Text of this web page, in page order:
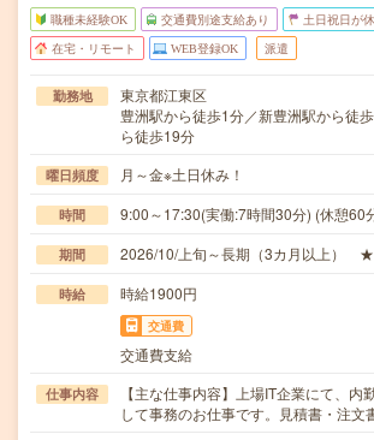
職種未経験OK 交通費別途支給あり 土日祝日が
在宅・リモート WEB登録OK 派遣
勤務地
東京都江東区
豊洲駅から徒歩1分／新豊洲駅から徒
ら徒歩19分
曜日頻度 月～金※土日休み！
時間 9:00～17:30(実働:7時間30分) (休憩60
期間 2026/10/上旬～長期（3カ月以上）
時給 時給1900円
交通費
交通費支給
仕事内容
【主な仕事内容】上場IT企業にて、内
して事務のお仕事です。見積書・注